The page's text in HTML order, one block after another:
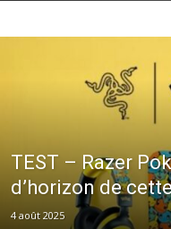
TEST – Razer
d’horizon de
4 août 2025